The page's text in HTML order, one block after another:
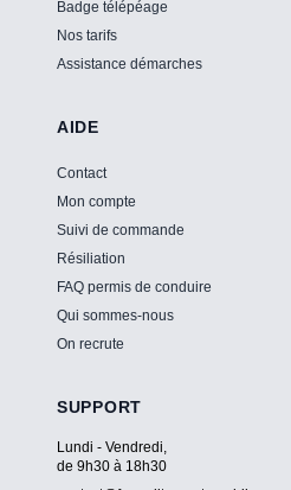
Badge télépéage
Nos tarifs
Assistance démarches
AIDE
Contact
Mon compte
Suivi de commande
Résiliation
FAQ permis de conduire
Qui sommes-nous
On recrute
SUPPORT
Lundi - Vendredi,
de 9h30 à 18h30